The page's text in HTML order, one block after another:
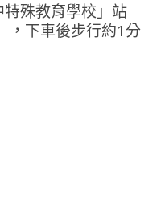
殊教育學校」站
，下車後步行約1分